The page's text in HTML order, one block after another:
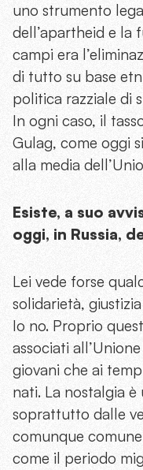
uno strumento
dell’apartheid e la
campi era
di tutto su base
politica razziale di
In ogni caso, il
Gulag, come oggi
alla media
Esiste, a suo
oggi, in Russia,
Lei vede forse
solidarietà,
Io no. Proprio
associati
giovani che ai
nati. La nostalgia
soprattutto dalle
comunque
come il periodo